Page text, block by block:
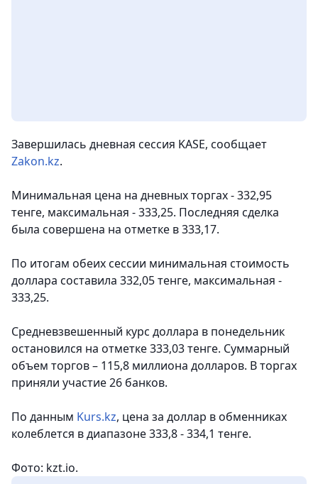
Завершилась дневная сессия KASE, сообщает
Zakon.kz.
Минимальная цена на дневных торгах - 332,95
тенге, максимальная - 333,25. Последняя сделка
была совершена на отметке в 333,17.
По итогам обеих сессии минимальная стоимость
доллара составила 332,05 тенге, максимальная -
333,25.
Средневзвешенный курс доллара в понедельник
остановился на отметке 333,03 тенге. Суммарный
объем торгов – 115,8 миллиона долларов. В торгах
приняли участие 26 банков.
По данным Kurs.kz, цена за доллар в обменниках
колеблется в диапазоне 333,8 - 334,1 тенге.
Фото: kzt.io.